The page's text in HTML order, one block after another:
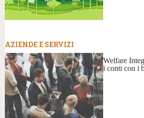
AZIENDE E SERVIZI
Welfare
i conti con i